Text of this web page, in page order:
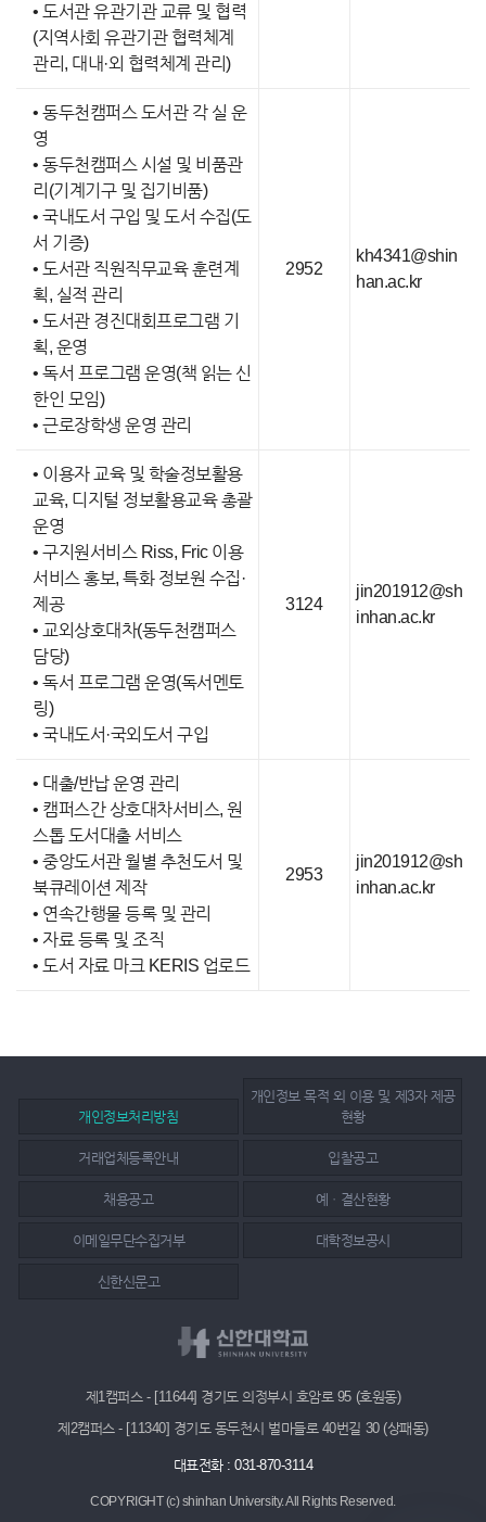
• 도서관 유관기관 교류 및 협력
(지역사회 유관기관 협력체계
관리, 대내·외 협력체계 관리)
• 동두천캠퍼스 도서관 각 실 운
영
• 동두천캠퍼스 시설 및 비품관
리(기계기구 및 집기비품)
• 국내도서 구입 및 도서 수집(도
서 기증)
• 도서관 직원직무교육 훈련계
획, 실적 관리
• 도서관 경진대회프로그램 기
획, 운영
• 독서 프로그램 운영(책 읽는 신
한인 모임)
• 근로장학생 운영 관리
2952
kh4341@shin
han.ac.kr
• 이용자 교육 및 학술정보활용
교육, 디지털 정보활용교육 총괄
운영
• 구지원서비스 Riss, Fric 이용
서비스 홍보, 특화 정보원 수집·
제공
• 교외상호대차(동두천캠퍼스
담당)
• 독서 프로그램 운영(독서멘토
링)
• 국내도서·국외도서 구입
3124
jin201912@sh
inhan.ac.kr
• 대출/반납 운영 관리
• 캠퍼스간 상호대차서비스, 원
스톱 도서대출 서비스
• 중앙도서관 월별 추천도서 및
북큐레이션 제작
• 연속간행물 등록 및 관리
• 자료 등록 및 조직
• 도서 자료 마크 KERIS 업로드
2953
jin201912@sh
inhan.ac.kr
개인정보처리방침
개인정보 목적 외 이용 및 제3자 제공
현황
거래업체등록안내 입찰공고
채용공고 예ㆍ결산현황
이메일무단수집거부 대학정보공시
신한신문고
제1캠퍼스 - [11644] 경기도 의정부시 호암로 95 (호원동)
제2캠퍼스 - [11340] 경기도 동두천시 벌마들로 40번길 30 (상패동)
대표전화 : 031-870-3114
COPYRIGHT (c) shinhan University.All Rights Reserved.